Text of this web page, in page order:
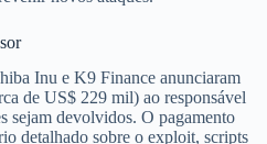
Inu e K9 Finance anunciaram
de US$ 229 mil) ao responsável
sejam devolvidos. O pagamento
detalhado sobre o exploit, scripts